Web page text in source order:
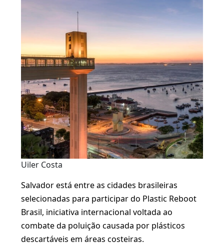
Uiler Costa
Salvador está entre as cidades brasileiras
selecionadas para participar do Plastic Reboot
Brasil, iniciativa internacional voltada ao
combate da poluição causada por plásticos
descartáveis em áreas costeiras.